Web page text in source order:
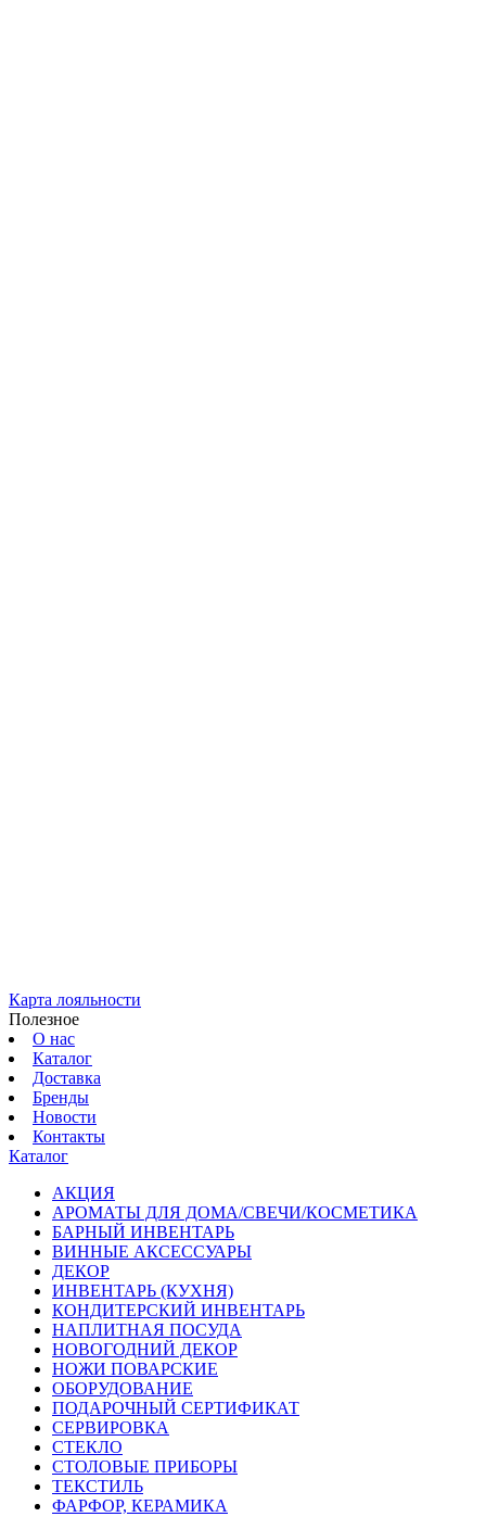
Карта лояльности
Полезное
О нас
Каталог
Доставка
Бренды
Новости
Контакты
Каталог
АКЦИЯ
АРОМАТЫ ДЛЯ ДОМА/СВЕЧИ/КОСМЕТИКА
БАРНЫЙ ИНВЕНТАРЬ
ВИННЫЕ АКСЕССУАРЫ
ДЕКОР
ИНВЕНТАРЬ (КУХНЯ)
КОНДИТЕРСКИЙ ИНВЕНТАРЬ
НАПЛИТНАЯ ПОСУДА
НОВОГОДНИЙ ДЕКОР
НОЖИ ПОВАРСКИЕ
ОБОРУДОВАНИЕ
ПОДАРОЧНЫЙ СЕРТИФИКАТ
СЕРВИРОВКА
СТЕКЛО
СТОЛОВЫЕ ПРИБОРЫ
ТЕКСТИЛЬ
ФАРФОР, КЕРАМИКА